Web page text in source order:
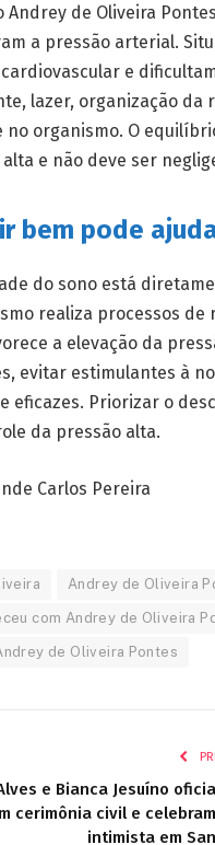
Andrey de Oliveira
a pressão arterial.
e
lazer, organização
no organismo. O
e não deve ser
bem pode
do sono está
realiza processos
a elevação da
evitar estimulantes à
eficazes. Priorizar o
da pressão alta.
Carlos Pereira
Andrey de Oliveira
com Andrey de Oliveira
de Oliveira Pontes
e Bianca Jesuíno
cerimônia civil e
intimista em